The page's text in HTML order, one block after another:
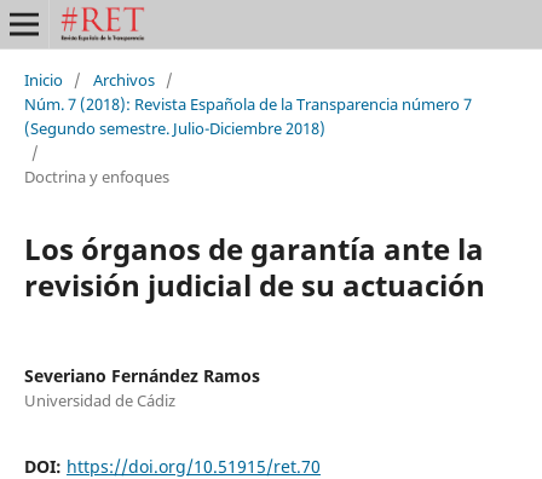
Inicio / Archivos /
Núm. 7 (2018): Revista Española de la Transparencia número 7
(Segundo semestre. Julio-Diciembre 2018)
/
Doctrina y enfoques
Los órganos de garantía ante la
revisión judicial de su actuación
Severiano Fernández Ramos
Universidad de Cádiz
DOI: https://doi.org/10.51915/ret.70